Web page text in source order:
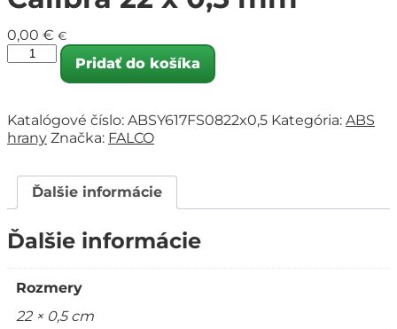
0,00 € €
Pridať do košíka
Katalógové číslo: ABSY617FS0822x0,5 Kategória: ABS
hrany Značka: FALCO
Ďalšie informácie
Ďalšie informácie
Rozmery
22 × 0,5 cm